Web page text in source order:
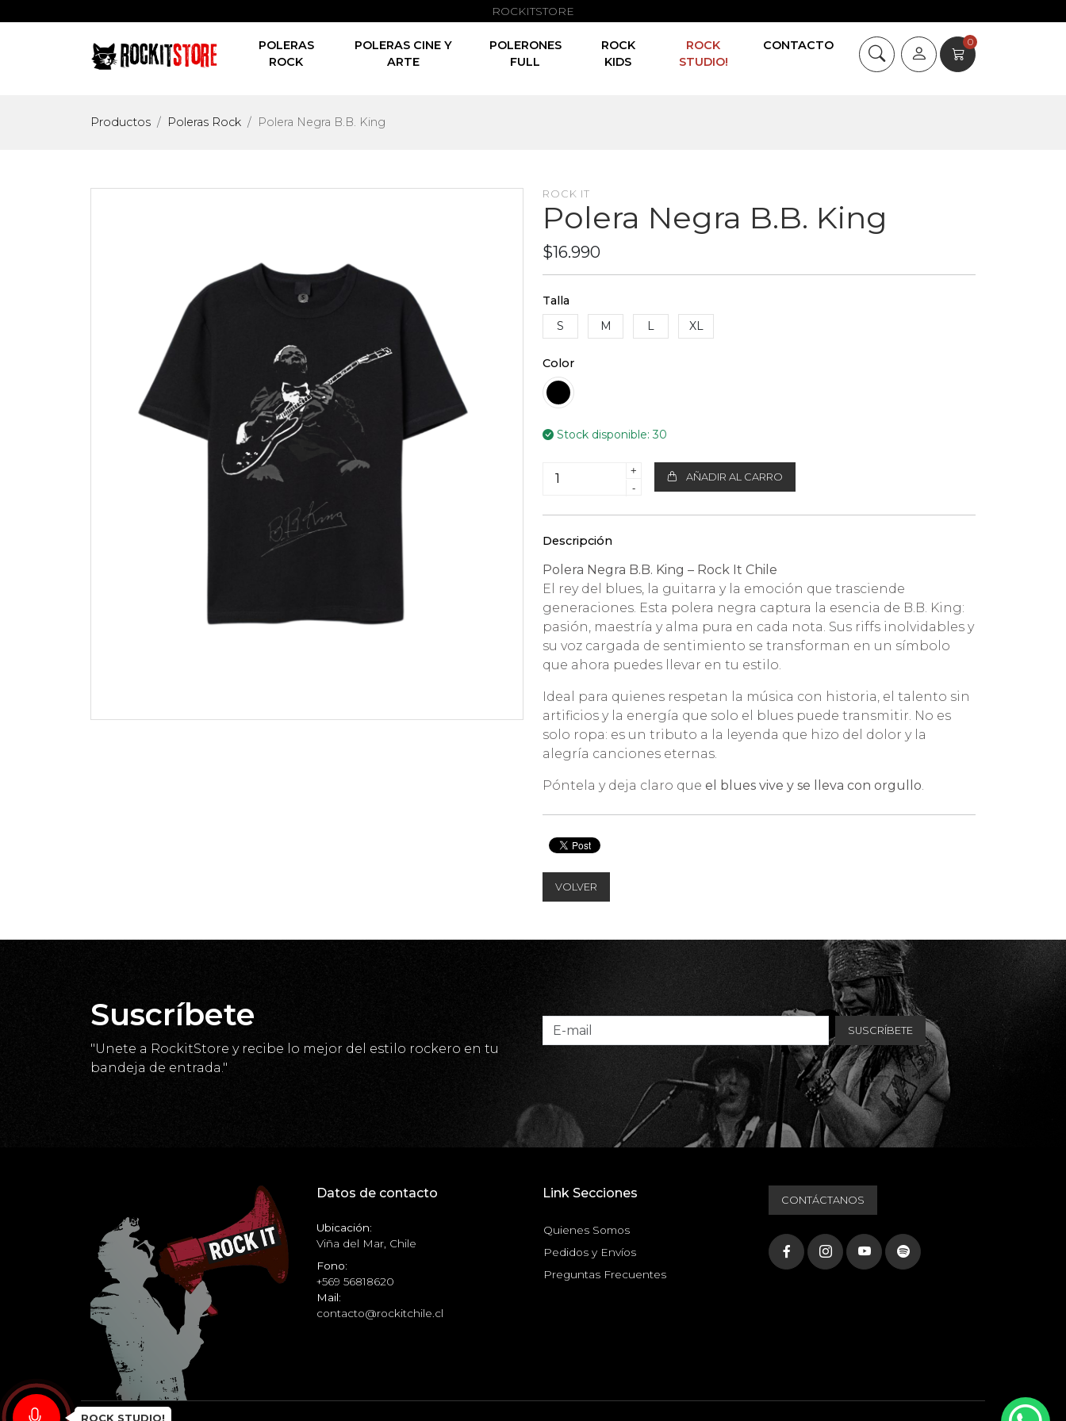
ROCKITSTORE
POLERAS
ROCK
POLERAS CINE Y
ARTE
POLERONES
FULL
ROCK
KIDS
ROCK
STUDIO!
CONTACTO 0
Productos Poleras Rock Polera Negra B.B. King
ROCK IT
Polera Negra B.B. King
$16.990
Talla
S
M L XL
Color
Stock disponible:30
+
-
AÑADIR AL CARRO
Descripción
Polera Negra B.B. King – Rock It Chile
El rey del blues, la guitarra y la emoción que trasciende
generaciones. Esta polera negra captura la esencia de B.B. King:
pasión, maestría y alma pura en cada nota. Sus riffs inolvidables y
su voz cargada de sentimiento se transforman en un símbolo
que ahora puedes llevar en tu estilo.
Ideal para quienes respetan la música con historia, el talento sin
artificios y la energía que solo el blues puede transmitir. No es
solo ropa: es un tributo a la leyenda que hizo del dolor y la
alegría canciones eternas.
Póntela y deja claro que el blues vive y se lleva con orgullo
VOLVER
Suscríbete
"Unete a RockitStore y recibe lo mejor del estilo rockero en tu
bandeja de entrada."
Datos de contacto
Ubicación:
Viña del Mar, Chile
Fono:
+569 56818620
Mail:
contacto@rockitchile.cl
Link Secciones
Quienes Somos
Pedidos y Envíos
Preguntas Frecuentes
CONTÁCTANOS
ROCK STUDIO!